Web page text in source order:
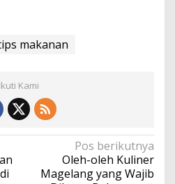
makanan
Ikuti Kami
Pos berikutnya
Oleh-oleh Kuliner
Magelang yang Wajib